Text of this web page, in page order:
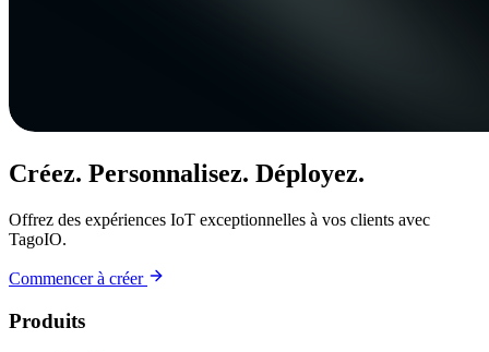
Créez. Personnalisez. Déployez.
Offrez des expériences IoT exceptionnelles à vos clients avec
TagoIO.
Commencer à créer
Produits